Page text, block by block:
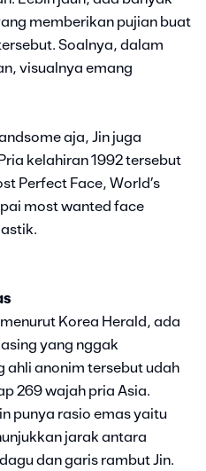
memberikan pujian buat
Soalnya, dalam
visualnya emang
aja, Jin juga
kelahiran 1992 tersebut
Perfect Face, World’s
most wanted face
Korea Herald, ada
yang nggak
ahli anonim tersebut udah
269 wajah pria Asia.
punya rasio emas yaitu
jarak antara
dan garis rambut Jin.